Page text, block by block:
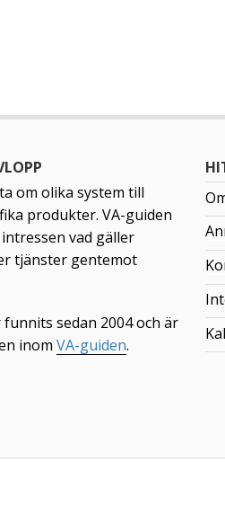
om olika system till
produkter. VA-guiden
vad gäller
tjänster gentemot
sedan 2004 och är
inom VA-guiden.